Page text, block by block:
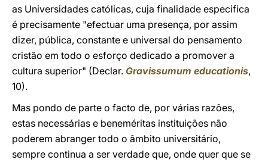
as Universidades católicas, cuja finalidade especifica
é precisamente "efectuar uma presença, por assim
dizer, pública, constante e universal do pensamento
cristão em todo o esforço dedicado a promover a
cultura superior" (Declar. Gravissumum educationis,
10).
Mas pondo de parte o facto de, por várias razões,
estas necessárias e beneméritas instituições não
poderem abranger todo o âmbito universitário,
sempre continua a ser verdade que, onde quer que se